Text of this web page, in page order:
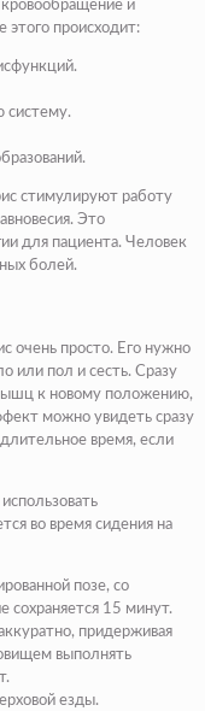
и
этого происходит:
систему.
стимулируют работу
Это
для пациента. Человек
болей.
очень просто. Его нужно
или пол и сесть. Сразу
к новому положению,
можно увидеть сразу
время, если
во время сидения на
позе, со
сохраняется 15 минут.
придерживая
выполнять
езды.